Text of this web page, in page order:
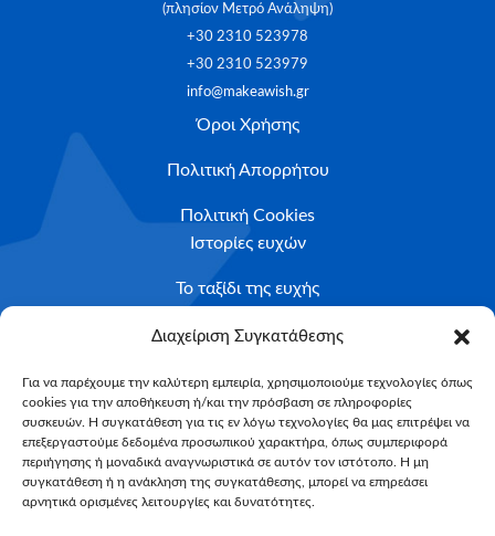
Διαχείριση Συγκατάθεσης
Για να παρέχουμε την καλύτερη εμπειρία, χρησιμοποιούμε τεχνολογίες όπως
cookies για την αποθήκευση ή/και την πρόσβαση σε πληροφορίες
συσκευών. Η συγκατάθεση για τις εν λόγω τεχνολογίες θα μας επιτρέψει να
επεξεργαστούμε δεδομένα προσωπικού χαρακτήρα, όπως συμπεριφορά
περιήγησης ή μοναδικά αναγνωριστικά σε αυτόν τον ιστότοπο. Η μη
συγκατάθεση ή η ανάκληση της συγκατάθεσης, μπορεί να επηρεάσει
αρνητικά ορισμένες λειτουργίες και δυνατότητες.
(πλησίον Μετρό Ανάληψη)
+30 2310 523978
+30 2310 523979
info@makeawish.gr
Όροι Χρήσης
Πολιτική Απορρήτου
Πολιτική Cookies
Ιστορίες ευχών
Το ταξίδι της ευχής
Κριτήρια Καταλληλότητας
Υποβολή Αιτήματος
NEWSLETTER
Email*